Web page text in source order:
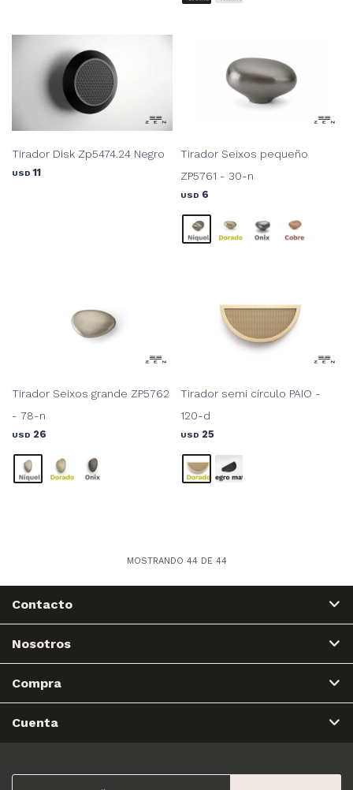
Tirador Disk Zp5474.24 Negro
USD 11
Tirador Seixos pequeño
ZP5761 - 30-n
USD 6
Tirador Seixos grande ZP5762
- 78-n
USD 26
Tirador semi círculo PAIO -
120-d
USD 25
MOSTRANDO 44DE 44
Contacto
Nosotros
Compra
Cuenta